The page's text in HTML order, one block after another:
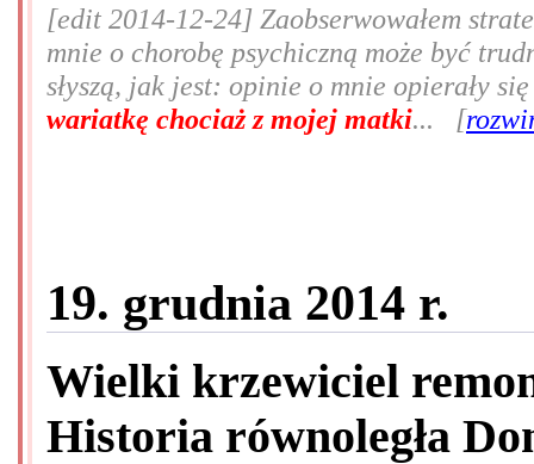
[edit 2014-12-24] Zaobserwowałem
mnie o chorobę psychiczną może być
słyszą, jak jest: opinie o mnie opierały
wariatkę chociaż z mojej matki... [
19. grudnia 2014 r.
Wielki krzewiciel
Historia równoległa